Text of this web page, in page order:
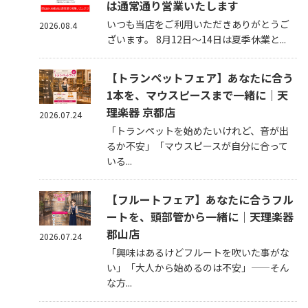
は通常通り営業いたします
いつも当店をご利用いただきありがとうご
ざいます。 8月12日～14日は夏季休業と...
2026.08.4
【トランペットフェア】あなたに合う
1本を、マウスピースまで一緒に｜天
理楽器 京都店
「トランペットを始めたいけれど、音が出
るか不安」「マウスピースが自分に合って
いる...
2026.07.24
【フルートフェア】あなたに合うフル
ートを、頭部管から一緒に｜天理楽器
郡山店
「興味はあるけどフルートを吹いた事がな
い」「大人から始めるのは不安」——そん
な方...
2026.07.24